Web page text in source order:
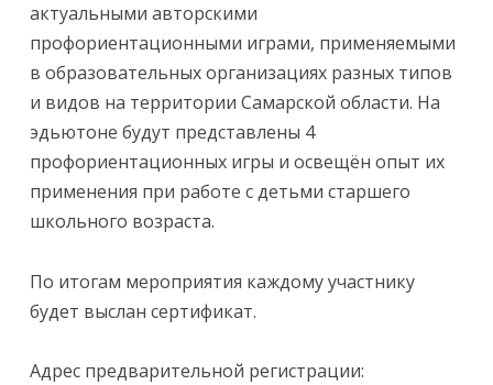
актуальными авторскими
профориентационными играми, применяемыми
в образовательных организациях разных типов
и видов на территории Самарской области. На
эдьютоне будут представлены 4
профориентационных игры и освещён опыт их
применения при работе с детьми старшего
школьного возраста.
По итогам мероприятия каждому участнику
будет выслан сертификат.
Адрес предварительной регистрации: